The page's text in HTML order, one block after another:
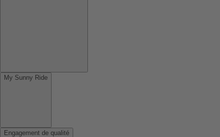
My Sunny Ride
Engagement de qualité